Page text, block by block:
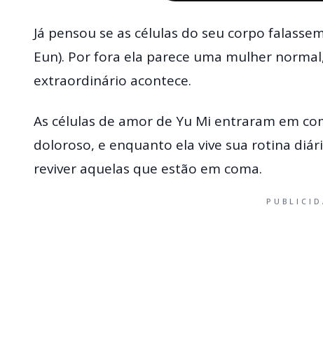
Já pensou se as células do seu corpo
Eun). Por fora ela parece uma mulher
extraordinário acontece.
As células de amor de Yu Mi entraram em
doloroso, e enquanto ela vive sua rotina
reviver aquelas que estão em coma.